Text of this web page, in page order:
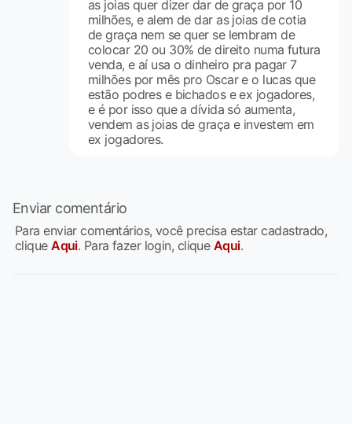
as joias quer dizer dar de graça por 10
milhões, e alem de dar as joias de cotia
de graça nem se quer se lembram de
colocar 20 ou 30% de direito numa futura
venda, e aí usa o dinheiro pra pagar 7
milhões por mês pro Oscar e o lucas que
estão podres e bichados e ex jogadores,
e é por isso que a dívida só aumenta,
vendem as joias de graça e investem em
ex jogadores.
Enviar comentário
Para enviar comentários, você precisa estar cadastrado,
cliqueAqui. Para fazer login, clique Aqui.